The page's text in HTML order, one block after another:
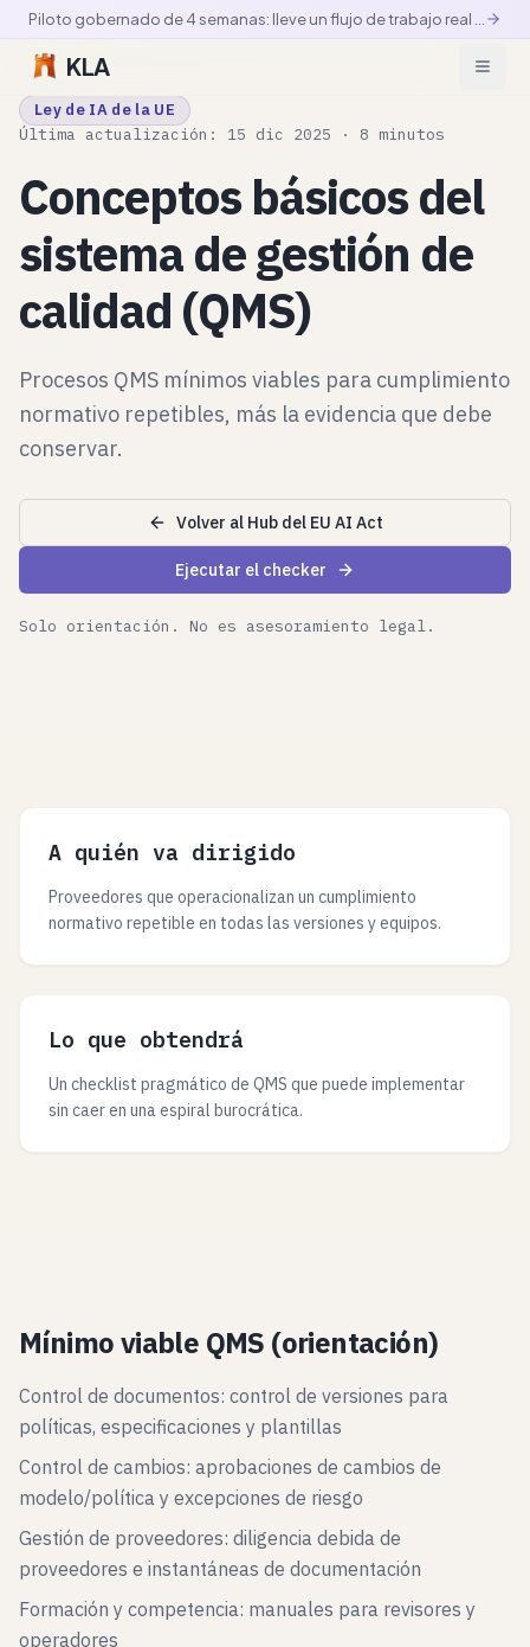
KLA
Ley de IA de la UE
Última actualización: 15 dic 2025 · 8 minutos
Conceptos básicos del
sistema de gestión de
calidad (QMS)
Procesos QMS mínimos viables para cumplimiento
normativo repetibles, más la evidencia que debe
conservar.
Volver al Hub del EU AI Act
Ejecutar el checker
Solo orientación. No es asesoramiento legal.
A quién va dirigido
Proveedores que operacionalizan un cumplimiento
normativo repetible en todas las versiones y equipos.
Lo que obtendrá
Un checklist pragmático de QMS que puede implementar
sin caer en una espiral burocrática.
Mínimo viable QMS (orientación)
Control de documentos: control de versiones para
políticas, especificaciones y plantillas
Control de cambios: aprobaciones de cambios de
modelo/política y excepciones de riesgo
Gestión de proveedores: diligencia debida de
proveedores e instantáneas de documentación
Formación y competencia: manuales para revisores y
operadores